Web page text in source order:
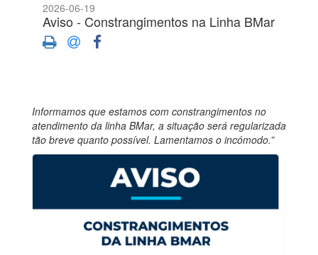
2026-06-19
Aviso - Constrangimentos na Linha BMar
Informamos que estamos com constrangimentos no
atendimento da linha BMar, a situação será regularizada
tão breve quanto possível. Lamentamos o incómodo.”